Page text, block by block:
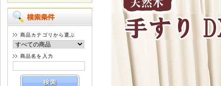
商品カテゴリから選ぶ
商品名を入力